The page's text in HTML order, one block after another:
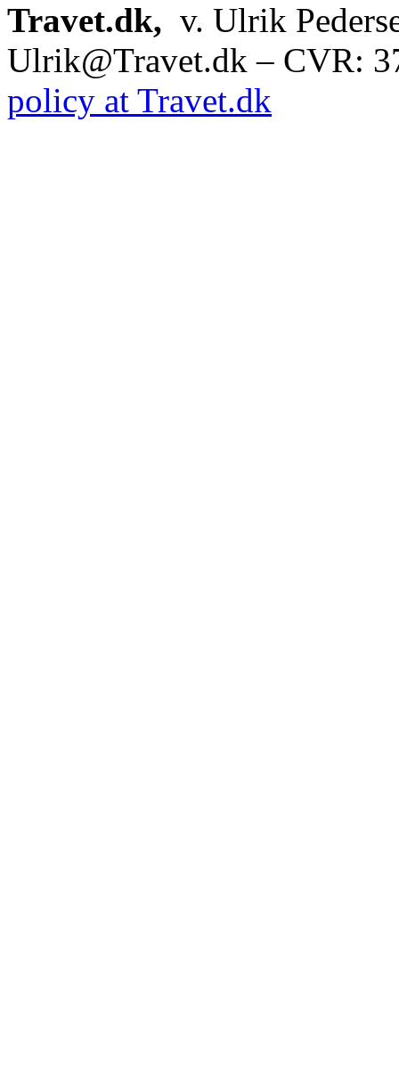
Travet.dk, v. Ulrik
Ulrik@Travet.dk – CVR:
policy at Travet.dk